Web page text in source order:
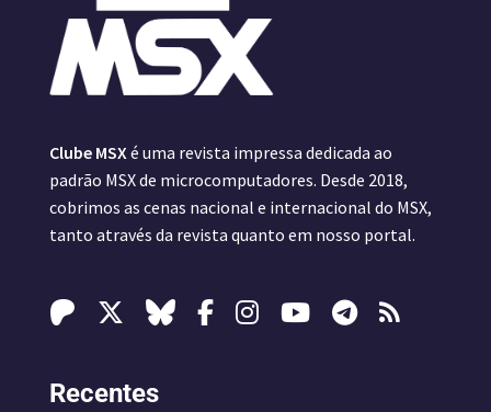
Clube MSXé uma revista impressa dedicada ao
padrão MSX de microcomputadores. Desde 2018,
cobrimos as cenas nacional e internacional do MSX,
tanto através da revista quanto em nosso portal.
Recentes